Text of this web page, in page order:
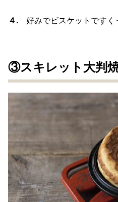
４. 好みでビスケットですく
③スキレット大判